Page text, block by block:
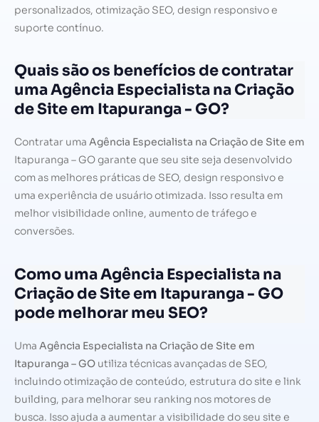
personalizados, otimização SEO, design responsivo e
suporte contínuo.
Quais são os benefícios de contratar
uma Agência Especialista na Criação
de Site em Itapuranga - GO?
Contratar uma Agência Especialista na Criação de Site em
Itapuranga – GO garante que seu site seja desenvolvido
com as melhores práticas de SEO, design responsivo e
uma experiência de usuário otimizada. Isso resulta em
melhor visibilidade online, aumento de tráfego e
conversões.
Como uma Agência Especialista na
Criação de Site em Itapuranga - GO
pode melhorar meu SEO?
Uma Agência Especialista na Criação de Site em
Itapuranga – GO utiliza técnicas avançadas de SEO,
incluindo otimização de conteúdo, estrutura do site e link
building, para melhorar seu ranking nos motores de
busca. Isso ajuda a aumentar a visibilidade do seu site e